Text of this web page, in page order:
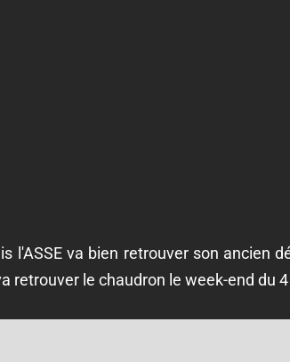
l'ASSE va bien retrouver son ancien
retrouver le chaudron le week-end du